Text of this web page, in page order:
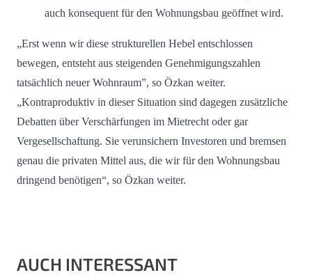
auch konsequent für den Wohnungsbau geöffnet wird.
„Erst wenn wir diese strukturellen Hebel entschlossen
bewegen, entsteht aus steigenden Genehmigungszahlen
tatsächlich neuer Wohnraum”, so Özkan weiter.
„Kontraproduktiv in dieser Situation sind dagegen zusätzliche
Debatten über Verschärfungen im Mietrecht oder gar
Vergesellschaftung. Sie verunsichern Investoren und bremsen
genau die privaten Mittel aus, die wir für den Wohnungsbau
dringend benötigen“, so Özkan weiter.
AUCH INTERESSANT